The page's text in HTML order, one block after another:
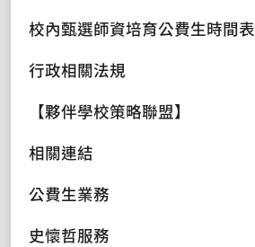
校內甄選師資培育公費生時間表
行政相關法規
【夥伴學校策略聯盟】
相關連結
公費生業務
史懷哲服務